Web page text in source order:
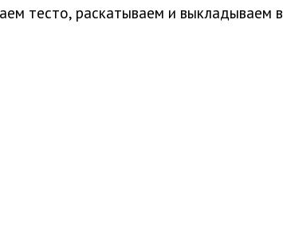
тесто, раскатываем и выкладываем в